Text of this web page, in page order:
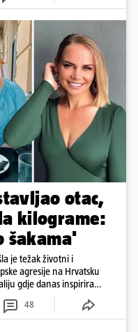
otac,
kilograme:
šakama'
je težak životni i
agresije na Hrvatsku
gdje danas inspirira
48